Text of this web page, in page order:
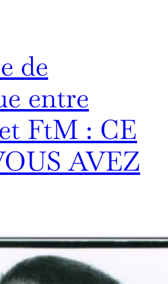
de
entre
FtM : CE
AVEZ